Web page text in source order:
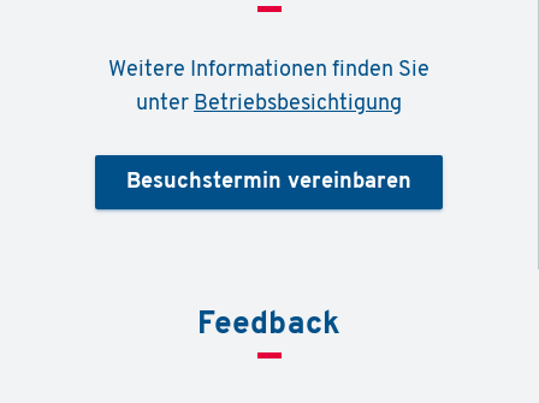
Weitere Informationen finden Sie
unter Betriebsbesichtigung
Besuchstermin vereinbaren
Feedback